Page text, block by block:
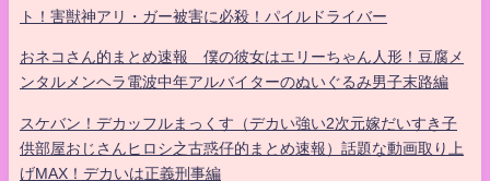
ト！害獣神アリ・ガー被害に必殺！パイルドライバー
おネコさん的まとめ速報 僕の彼女はエリーちゃん人形！豆腐メ
ンタルメンヘラ電波中年アルバイターのぬいぐるみ男子末路編
スケバン！デカッフルまっくす（デカい強い2次元嫁だいすき子
供部屋おじさんヒロシ之古惑仔的まとめ速報）話題な動画取り上
げMAX！デカいは正義刑事編